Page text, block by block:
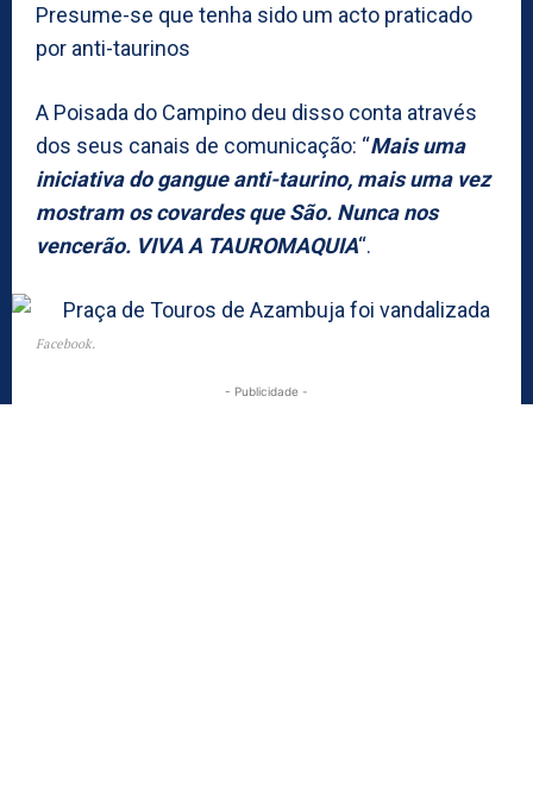
Presume-se que tenha sido um acto praticado
por anti-taurinos
A Poisada do Campino deu disso conta através
dos seus canais de comunicação: “Mais uma
iniciativa do gangue anti-taurino, mais uma vez
mostram os covardes que São. Nunca nos
vencerão. VIVA A TAUROMAQUIA“.
Facebook.
- Publicidade -